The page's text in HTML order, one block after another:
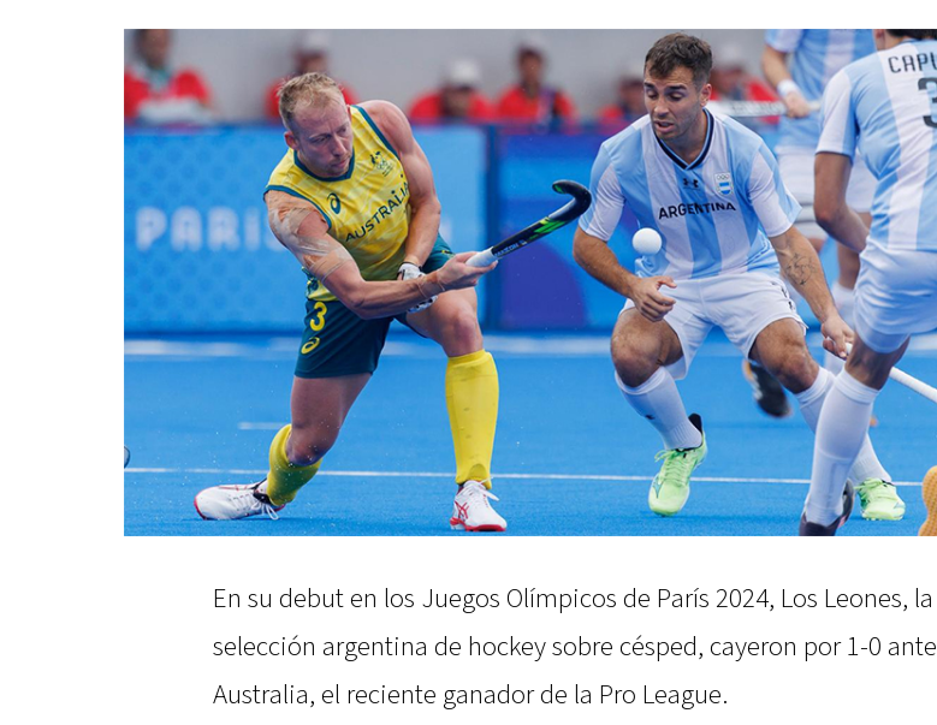
En su debut en los Juegos Olímpicos de París 2024, Los Leones, la
selección argentina de hockey sobre césped, cayeron por 1-0 ante
Australia, el reciente ganador de la Pro League.